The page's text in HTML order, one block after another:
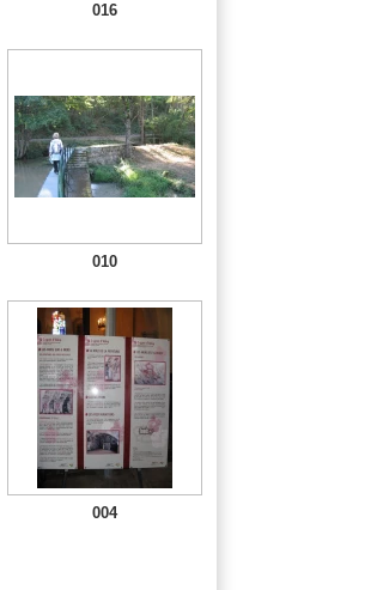
016
010
004